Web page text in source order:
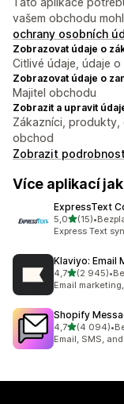
vašem obchodu
ochrany osobních
Zobrazovat údaje o
Citlivé údaje, údaje
Zobrazovat údaje o
Majitel obchodu
Zobrazit a upravit
Zákazníci, produkty,
obchod
Zobrazit
Více aplikací
ExpressText
5,0z 5 hvězd
(15)
Celkový počet
•
Express Text
Klaviyo: Email
4,7z 5 hvězd
(2 945)
Celkový počet
•
Email
Shopify
4,7z 5 hvězd
(4 094)
Celkový počet
•
Email, SMS,